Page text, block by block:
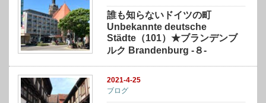
誰も知らないドイツの町
Unbekannte deutsche
Städte（101）★ブランデンブ
ルク Brandenburg -８-
2021-4-25
ブログ